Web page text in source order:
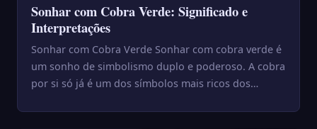
Sonhar com Cobra Verde: Significado e
Interpretações
Sonhar com Cobra Verde Sonhar com cobra verde é
um sonho de simbolismo duplo e poderoso. A cobra
por si só já é um dos símbolos mais ricos dos